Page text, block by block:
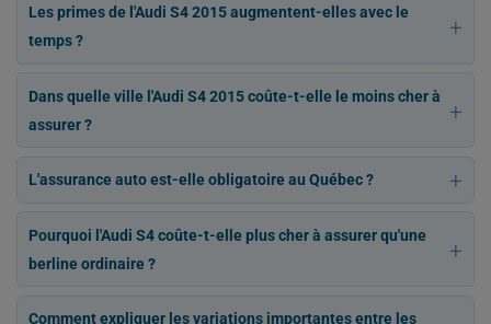
Les primes de l'Audi S4 2015 augmentent-elles avec le
temps ?
Dans quelle ville l'Audi S4 2015 coûte-t-elle le moins cher à
assurer ?
L'assurance auto est-elle obligatoire au Québec ?
Pourquoi l'Audi S4 coûte-t-elle plus cher à assurer qu'une
berline ordinaire ?
Comment expliquer les variations importantes entre les